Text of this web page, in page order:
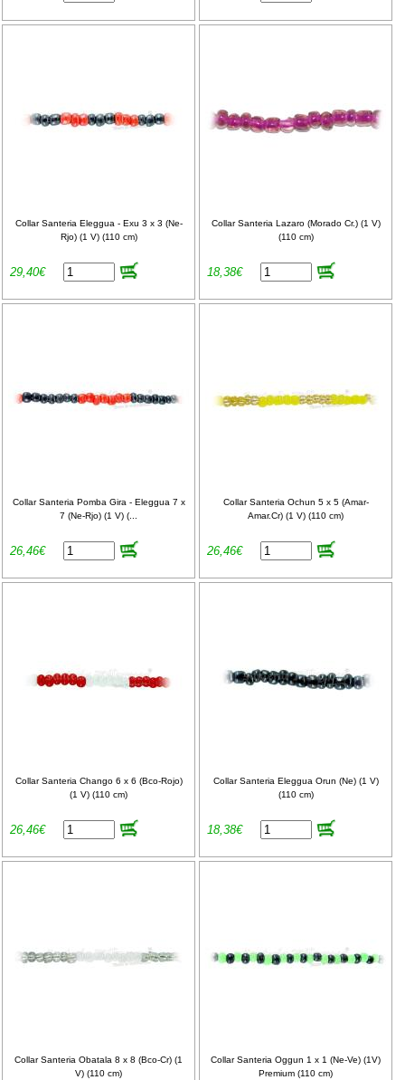
Collar Santeria Eleggua - Exu 3 x 3 (Ne-
Rjo) (1 V) (110 cm)
29,40€
Collar Santeria Lazaro (Morado Cr.) (1 V)
(110 cm)
18,38€
Collar Santeria Pomba Gira - Eleggua 7 x
7 (Ne-Rjo) (1 V) (...
26,46€
Collar Santeria Ochun 5 x 5 (Amar-
Amar.Cr) (1 V) (110 cm)
26,46€
Collar Santeria Chango 6 x 6 (Bco-Rojo)
(1 V) (110 cm)
26,46€
Collar Santeria Eleggua Orun (Ne) (1 V)
(110 cm)
18,38€
Collar Santeria Obatala 8 x 8 (Bco-Cr) (1
V) (110 cm)
Collar Santeria Oggun 1 x 1 (Ne-Ve) (1V)
Premium (110 cm)